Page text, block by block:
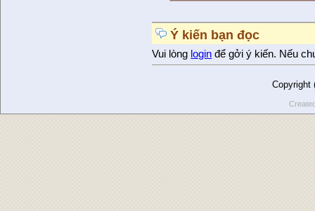
Ý kiến bạn đọc
Vui lòng login để gởi ý kiến. Nếu
Copyright